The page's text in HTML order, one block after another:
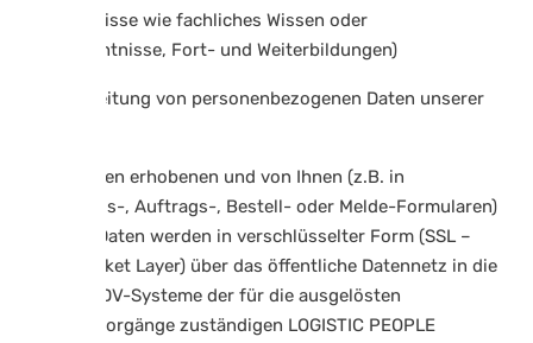
(Vorkenntnisse wie fachliches Wissen oder
Sprachkenntnisse, Fort- und Weiterbildungen)
4.3 Verarbeitung von personenbezogenen Daten unserer
Die von Ihnen erhobenen und von Ihnen (z.B. in
Bewerbungs-, Auftrags-, Bestell- oder Melde-Formularen)
erfassten Daten werden in verschlüsselter Form (SSL –
Secure Socket Layer) über das öffentliche Datennetz in die
jeweiligen DV-Systeme der für die ausgelösten
Geschäftsvorgänge zuständigen LOGISTIC PEOPLE